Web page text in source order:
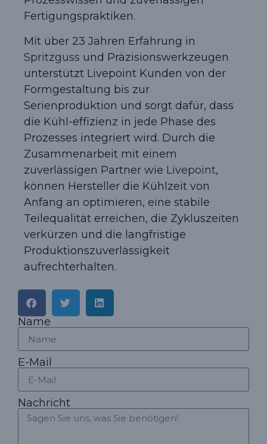
Fertigungspraktiken.
Mit über 23 Jahren Erfahrung in
Spritzguss und Präzisionswerkzeugen
unterstützt Livepoint Kunden von der
Formgestaltung bis zur
Serienproduktion und sorgt dafür, dass
die Kühl-effizienz in jede Phase des
Prozesses integriert wird. Durch die
Zusammenarbeit mit einem
zuverlässigen Partner wie Livepoint,
können Hersteller die Kühlzeit von
Anfang an optimieren, eine stabile
Teilequalität erreichen, die Zykluszeiten
verkürzen und die langfristige
Produktionszuverlässigkeit
aufrechterhalten.
Name
E-Mail
Nachricht